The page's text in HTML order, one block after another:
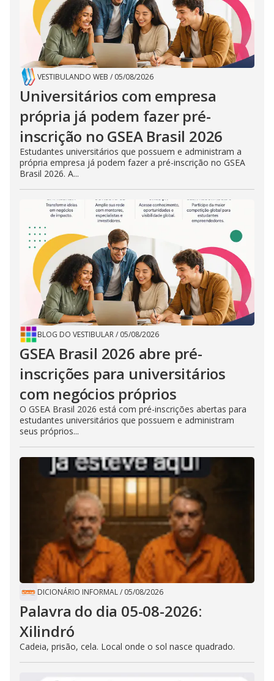
VESTIBULANDO WEB / 05/08/2026
Universitários com empresa
própria já podem fazer pré-
inscrição no GSEA Brasil 2026
Estudantes universitários que possuem e administram a
própria empresa já podem fazer a pré-inscrição no GSEA
Brasil 2026. A...
BLOG DO VESTIBULAR/ 05/08/2026
GSEA Brasil 2026 abre pré-
inscrições para universitários
com negócios próprios
O GSEA Brasil 2026 está com pré-inscrições abertas para
estudantes universitários que possuem e administram
seus próprios...
DICIONÁRIO INFORMAL/ 05/08/2026
Palavra do dia 05-08-2026:
Xilindró
Cadeia, prisão, cela. Local onde o sol nasce quadrado.